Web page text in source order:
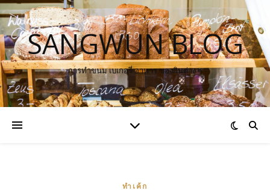
SANGWUN BLOG
การทำขนม เบเกอรี่ อาหาร ของกินต่าง ๆ
ทำเค้ก